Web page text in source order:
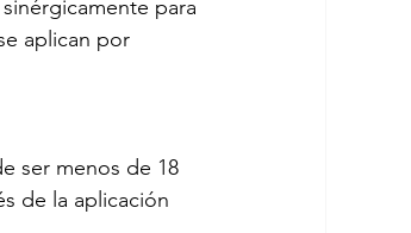
para
aplican por
ser menos de 18
de la aplicación